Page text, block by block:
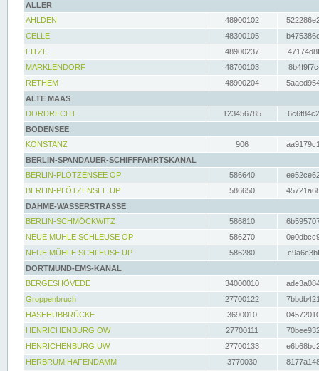
ALLER
AHLDEN
48900102
CELLE
48300105
EITZE
48900237
MARKLENDORF
48700103
RETHEM
48900204
ALTE MAAS
DORDRECHT
123456785
BODENSEE
KONSTANZ
906
BERLIN-SPANDAUER-SCHIFFFAHRTSKANAL
BERLIN-PLÖTZENSEE OP
586640
BERLIN-PLÖTZENSEE UP
586650
DAHME-WASSERSTRASSE
BERLIN-SCHMÖCKWITZ
586810
NEUE MÜHLE SCHLEUSE OP
586270
NEUE MÜHLE SCHLEUSE UP
586280
DORTMUND-EMS-KANAL
BERGESHÖVEDE
34000010
Groppenbruch
27700122
HASEHUBBRÜCKE
3690010
HENRICHENBURG OW
27700111
HENRICHENBURG UW
27700133
HERBRUM HAFENDAMM
3770030